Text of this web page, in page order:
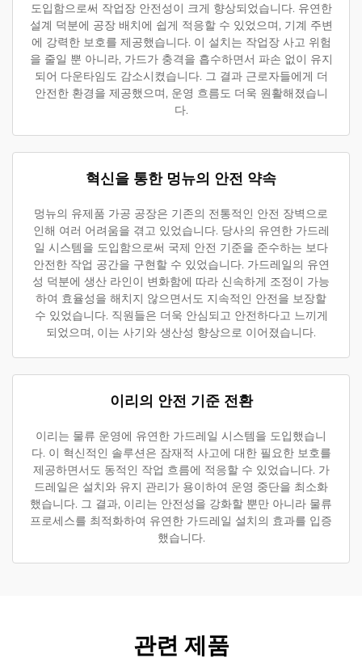
도입함으로써 작업장 안전성이 크게 향상되었습니다. 유연한
설계 덕분에 공장 배치에 쉽게 적응할 수 있었으며, 기계 주변
에 강력한 보호를 제공했습니다. 이 설치는 작업장 사고 위험
을 줄일 뿐 아니라, 가드가 충격을 흡수하면서 파손 없이 유지
되어 다운타임도 감소시켰습니다. 그 결과 근로자들에게 더
안전한 환경을 제공했으며, 운영 흐름도 더욱 원활해졌습니
다.
혁신을 통한 멍뉴의 안전 약속
멍뉴의 유제품 가공 공장은 기존의 전통적인 안전 장벽으로
인해 여러 어려움을 겪고 있었습니다. 당사의 유연한 가드레
일 시스템을 도입함으로써 국제 안전 기준을 준수하는 보다
안전한 작업 공간을 구현할 수 있었습니다. 가드레일의 유연
성 덕분에 생산 라인이 변화함에 따라 신속하게 조정이 가능
하여 효율성을 해치지 않으면서도 지속적인 안전을 보장할
수 있었습니다. 직원들은 더욱 안심되고 안전하다고 느끼게
되었으며, 이는 사기와 생산성 향상으로 이어졌습니다.
이리의 안전 기준 전환
이리는 물류 운영에 유연한 가드레일 시스템을 도입했습니
다. 이 혁신적인 솔루션은 잠재적 사고에 대한 필요한 보호를
제공하면서도 동적인 작업 흐름에 적응할 수 있었습니다. 가
드레일은 설치와 유지 관리가 용이하여 운영 중단을 최소화
했습니다. 그 결과, 이리는 안전성을 강화할 뿐만 아니라 물류
프로세스를 최적화하여 유연한 가드레일 설치의 효과를 입증
했습니다.
관련 제품